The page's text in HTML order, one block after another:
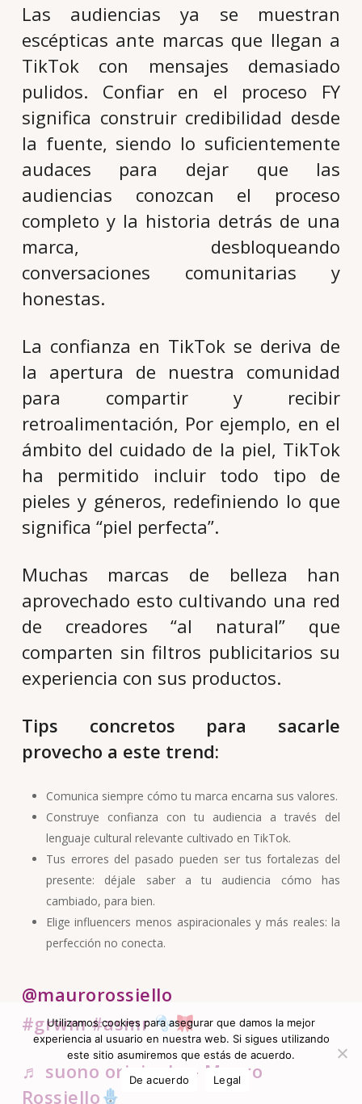
Las audiencias ya se muestran
escépticas ante marcas que llegan a
TikTok con mensajes demasiado
pulidos. Confiar en el proceso FY
significa construir credibilidad desde
la fuente, siendo lo suficientemente
audaces para dejar que las
audiencias conozcan el proceso
completo y la historia detrás de una
marca, desbloqueando
conversaciones comunitarias y
honestas.
La confianza en TikTok se deriva de
la apertura de nuestra comunidad
para compartir y recibir
retroalimentación, Por ejemplo, en el
ámbito del cuidado de la piel, TikTok
ha permitido incluir todo tipo de
pieles y géneros, redefiniendo lo que
significa “piel perfecta”.
Muchas marcas de belleza han
aprovechado esto cultivando una red
de creadores “al natural” que
comparten sin filtros publicitarios su
experiencia con sus productos.
Tips concretos para sacarle
provecho a este trend:
Comunica siempre cómo tu marca encarna sus valores.
Construye confianza con tu audiencia a través del
lenguaje cultural relevante cultivado en TikTok.
Tus errores del pasado pueden ser tus fortalezas del
presente: déjale saber a tu audiencia cómo has
cambiado, para bien.
Elige influencers menos aspiracionales y más reales: la
perfección no conecta.
@maurorossiello
#grwm #asmr
♬ suono originale – Mauro
Rossiello
Utilizamos cookies para asegurar que damos la mejor
experiencia al usuario en nuestra web. Si sigues utilizando
este sitio asumiremos que estás de acuerdo.
De acuerdo
Legal